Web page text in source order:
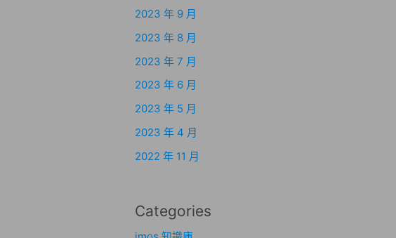
2023 年 9 月
2023 年 8 月
2023 年 7 月
2023 年 6 月
2023 年 5 月
2023 年 4 月
2022 年 11 月
Categories